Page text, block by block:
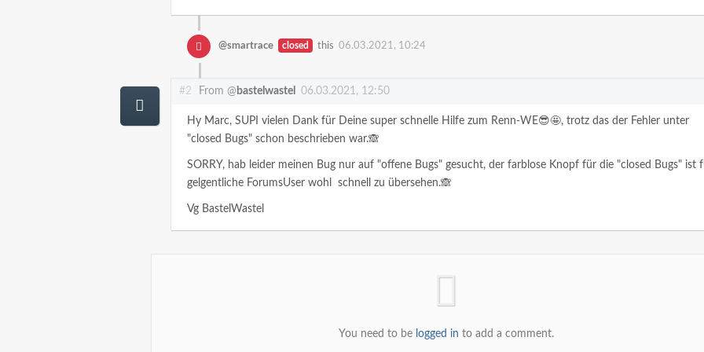
@smartrace closed this 06.03.2021, 10:24
#2 From @ bastelwastel 06.03.2021, 12:50
Hy Marc, SUPI vielen Dank für Deine super schnelle Hilfe zum Renn-WE😎🤩, trotz das der Fehler unter
"closed Bugs" schon beschrieben war.🙈
SORRY, hab leider meinen Bug nur auf "offene Bugs" gesucht, der farblose Knopf für die "closed Bugs" ist
gelgentliche ForumsUser wohl schnell zu übersehen.🙈
Vg BastelWastel
You need to be logged in to add a comment.